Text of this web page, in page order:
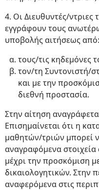
4. Οι Διευθυντές/
εγγράφουν τους
υποβολής αιτήσεως από:
τους/τις κηδεμόνες
τον/τη Συντονιστή/
και με την
διεθνή προστασία.
Στην αίτηση
Επισημαίνεται ότι η
μαθητών/τριών μπορεί
αναγραφόμενα
μέχρι την προσκόμιση
δικαιολογητικών. Στην
αναφερόμενα στις